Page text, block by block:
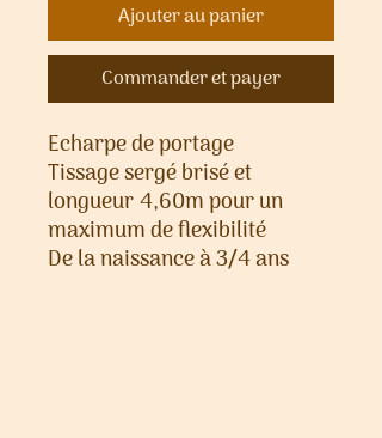
Ajouter au panier
Commander et payer
Echarpe de portage
Tissage sergé brisé et
longueur 4,60m pour un
maximum de flexibilité
De la naissance à 3/4 ans